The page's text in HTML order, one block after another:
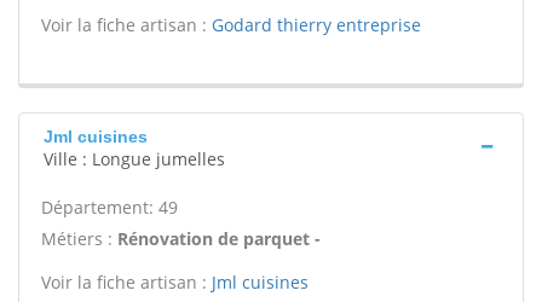
Voir la fiche artisan : Godard thierry entreprise
Jml cuisines
Ville : Longue jumelles
Département: 49
Métiers : Rénovation de parquet -
Voir la fiche artisan : Jml cuisines